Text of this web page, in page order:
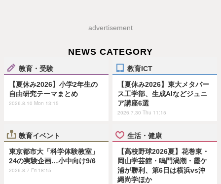
advertisement
NEWS CATEGORY
教育・受験
【夏休み2026】小学2年生の
自由研究テーマまとめ
2026.8.10 Mon 13:15
教育ICT
【夏休み2026】東大メタバー
ス工学部、生成AIなどジュニ
ア講座6選
2026.7.30 Thu 11:15
教育イベント
東京都市大「科学体験教室」
24の実験企画…小中向け9/6
2026.8.7 Fri 18:15
生活・健康
【高校野球2026夏】花巻東・
岡山学芸館・鳴門渦潮・霞ケ
浦が勝利、第6日は横浜vs沖
縄尚学ほか